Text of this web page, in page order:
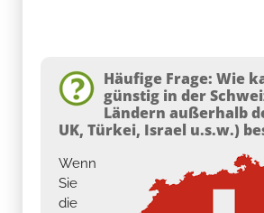
Häufige Frage: Wie
günstig in der
Ländern außerhalb
UK, Türkei, Israel u.s.w.)
Wenn
Sie
die